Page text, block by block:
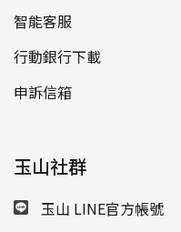
智能客服
行動銀行下載
申訴信箱
玉山社群
玉山 LINE官方帳號